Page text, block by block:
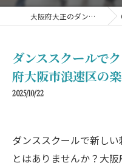
大阪府大正のダンススクールならDANCE STUDIO LAC
ダンススクールで
府大阪市浪速区の
2025/10/22
ダンススクールで新し
とはありませんか？大